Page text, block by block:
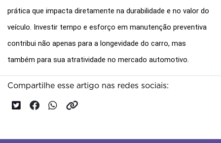
prática que impacta diretamente na durabilidade e no valor do
veículo. Investir tempo e esforço em manutenção preventiva
contribui não apenas para a longevidade do carro, mas
também para sua atratividade no mercado automotivo.
Compartilhe esse artigo nas redes sociais: